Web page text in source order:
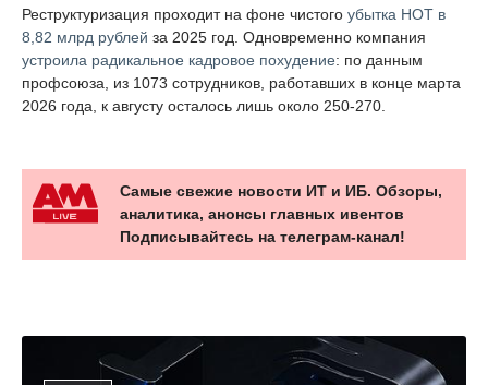
Реструктуризация проходит на фоне чистого убытка НОТ в
8,82 млрд рублей за 2025 год. Одновременно компания
устроила радикальное кадровое похудение: по данным
профсоюза, из 1073 сотрудников, работавших в конце марта
2026 года, к августу осталось лишь около 250-270.
Самые свежие новости ИТ и ИБ. Обзоры,
аналитика, анонсы главных ивентов
Подписывайтесь на телеграм-канал!